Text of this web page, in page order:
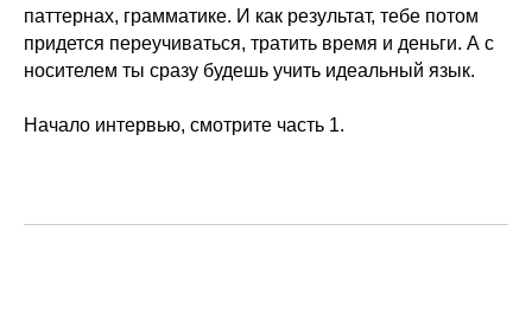
паттернах, грамматике. И как результат, тебе потом
придется переучиваться, тратить время и деньги. А с
носителем ты сразу будешь учить идеальный язык.
Начало интервью, смотрите часть 1.